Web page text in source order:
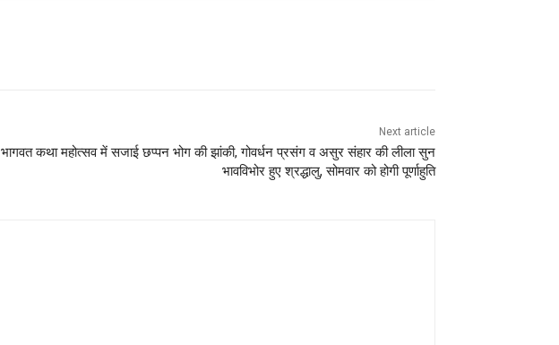
Next article
भागवत कथा महोत्सव में सजाई छप्पन भोग की झांकी, गोवर्धन प्रसंग व असुर संहार की लीला सुन
भावविभोर हुए श्रद्धालु, सोमवार को होगी पूर्णाहुति